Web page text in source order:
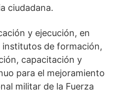
ciudadana.
y ejecución, en
de formación,
capacitación y
para el mejoramiento
militar de la Fuerza